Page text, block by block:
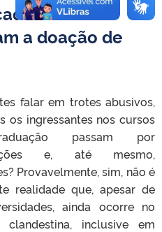
de
a doação de
falar em trotes abusivos,
os ingressantes nos cursos
passam por
e, até mesmo,
Provavelmente, sim, não é
realidade que, apesar de
ainda ocorre no
inclusive em